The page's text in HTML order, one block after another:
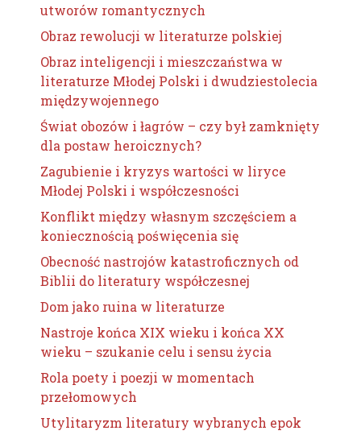
utworów romantycznych
Obraz rewolucji w literaturze polskiej
Obraz inteligencji i mieszczaństwa w
literaturze Młodej Polski i dwudziestolecia
międzywojennego
Świat obozów i łagrów – czy był zamknięty
dla postaw heroicznych?
Zagubienie i kryzys wartości w liryce
Młodej Polski i współczesności
Konflikt między własnym szczęściem a
koniecznością poświęcenia się
Obecność nastrojów katastroficznych od
Biblii do literatury współczesnej
Dom jako ruina w literaturze
Nastroje końca XIX wieku i końca XX
wieku – szukanie celu i sensu życia
Rola poety i poezji w momentach
przełomowych
Utylitaryzm literatury wybranych epok